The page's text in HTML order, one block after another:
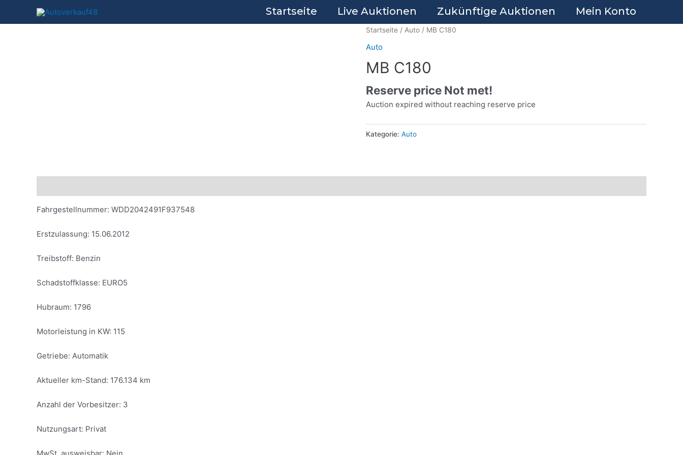
Startseite Live Auktionen Zukünftige Auktionen Mein Konto
Startseite / Auto / MB C180
Auto
MB C180
Reserve price Not met!
Auction expired without reaching reserve price
Kategorie: Auto
Fahrgestellnummer: WDD2042491F937548
Erstzulassung: 15.06.2012
Treibstoff: Benzin
Schadstoffklasse: EURO5
Hubraum: 1796
Motorleistung in KW: 115
Getriebe: Automatik
Aktueller km-Stand: 176.134 km
Anzahl der Vorbesitzer: 3
Nutzungsart: Privat